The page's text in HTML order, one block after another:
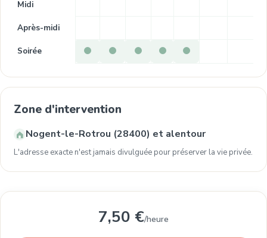
Midi
Après-midi
Soirée
Zone d'intervention
Nogent-le-Rotrou (28400) et alentour
L'adresse exacte n'est jamais divulguée pour préserver la vie privée.
7,50 €/heure